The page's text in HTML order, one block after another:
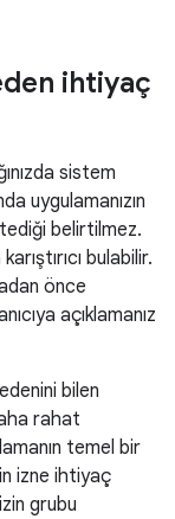
ihtiyaç
sistem
uygulamanızın
belirtilmez.
bulabilir.
önce
açıklamanız
bilen
rahat
temel bir
izne ihtiyaç
grubu